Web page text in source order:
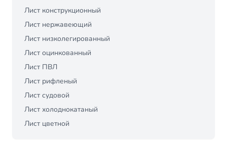
Лист конструкционный
Лист нержавеющий
Лист низколегированный
Лист оцинкованный
Лист ПВЛ
Лист рифленый
Лист судовой
Лист холоднокатаный
Лист цветной